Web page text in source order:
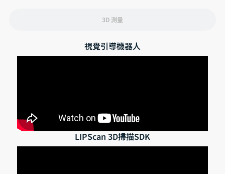
3D 測量
視覺引導機器人
LIPScan 3D掃描SDK